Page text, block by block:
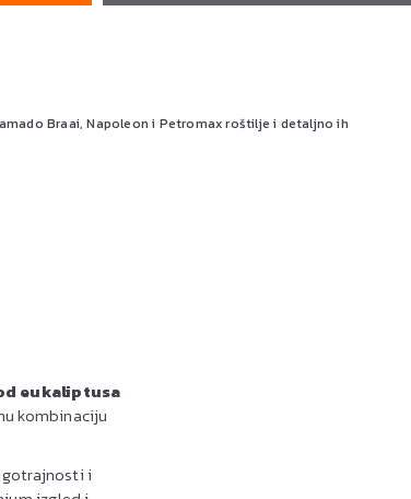
Braai, Napoleon i Petromax roštilje i detaljno ih
eukaliptusa
kombinaciju
i